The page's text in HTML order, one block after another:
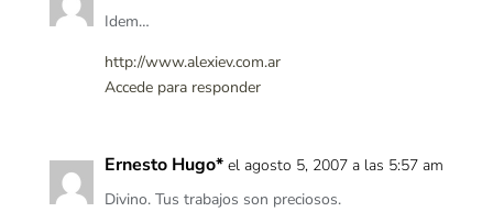
Idem…
http://www.alexiev.com.ar
Accede para responder
Ernesto Hugo* el agosto 5, 2007 a las 5:57 am
Divino. Tus trabajos son preciosos.